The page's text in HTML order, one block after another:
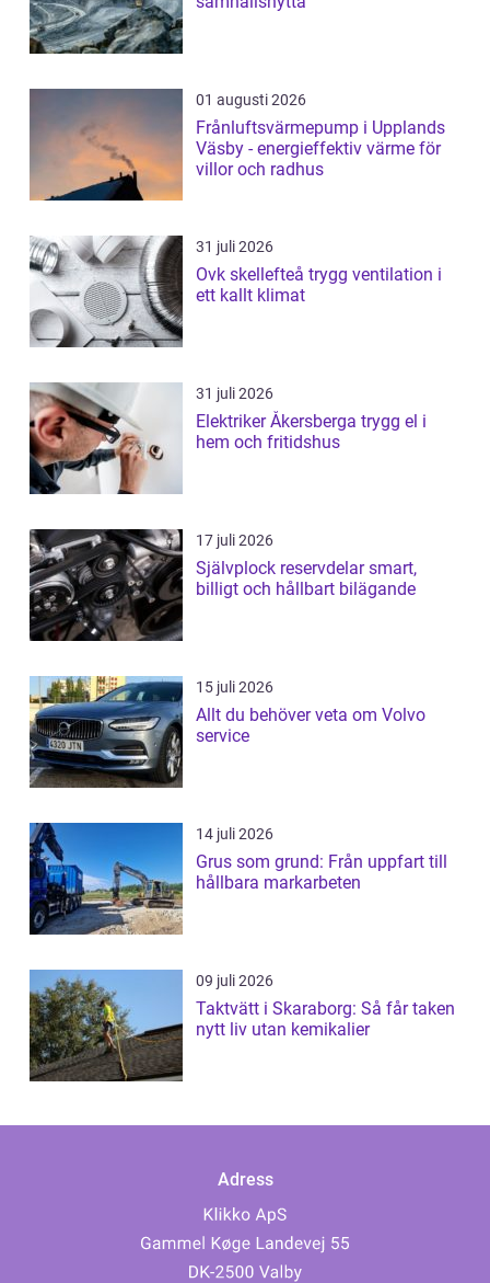
01 augusti 2026
Frånluftsvärmepump i Upplands
Väsby - energieffektiv värme för
villor och radhus
31 juli 2026
Ovk skellefteå trygg ventilation i
ett kallt klimat
31 juli 2026
Elektriker Åkersberga trygg el i
hem och fritidshus
17 juli 2026
Självplock reservdelar smart,
billigt och hållbart bilägande
15 juli 2026
Allt du behöver veta om Volvo
service
14 juli 2026
Grus som grund: Från uppfart till
hållbara markarbeten
09 juli 2026
Taktvätt i Skaraborg: Så får taken
nytt liv utan kemikalier
Adress